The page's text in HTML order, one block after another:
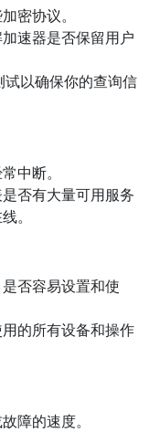
密协议。
速器是否保留用户
试以确保你的查询信
中断。
否有大量可用服务
。
否容易设置和使
的所有设备和操作
障的速度。